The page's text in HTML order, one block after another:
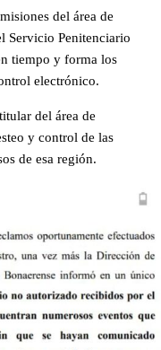
del área de
Servicio Penitenciario
tiempo y forma los
electrónico.
del área de
y control de las
de esa región.